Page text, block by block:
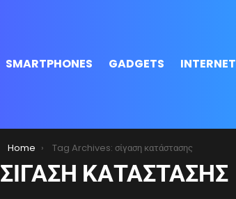
SMARTPHONES GADGETS INTERNET
Home Tag Archives: σίγαση κατάστασης
ΣΊΓΑΣΗ ΚΑΤΆΣΤΑΣΗΣ